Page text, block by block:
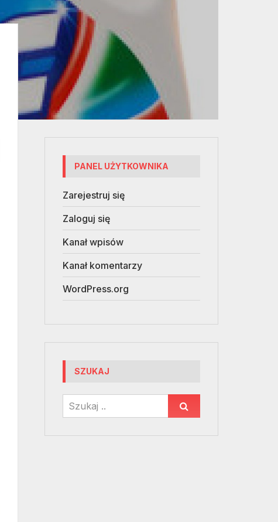
PANEL UŻYTKOWNIKA
Zarejestruj się
Zaloguj się
Kanał wpisów
Kanał komentarzy
WordPress.org
SZUKAJ